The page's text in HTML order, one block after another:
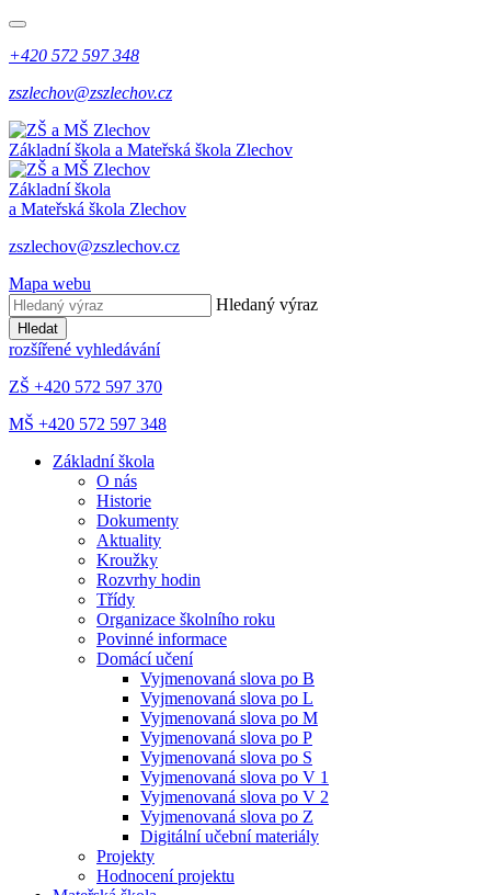
+420 572 597 348
zszlechov@zszlechov.cz
Základní škola a Mateřská škola Zlechov
Základní škola
a Mateřská škola Zlechov
zszlechov@zszlechov.cz
Mapa webu
Hledaný výraz
Hledat
rozšířené vyhledávání
ZŠ +420 572 597 370
MŠ +420 572 597 348
Základní škola
O nás
Historie
Dokumenty
Aktuality
Kroužky
Rozvrhy hodin
Třídy
Organizace školního roku
Povinné informace
Domácí učení
Vyjmenovaná slova po B
Vyjmenovaná slova po L
Vyjmenovaná slova po M
Vyjmenovaná slova po P
Vyjmenovaná slova po S
Vyjmenovaná slova po V 1
Vyjmenovaná slova po V 2
Vyjmenovaná slova po Z
Digitální učební materiály
Projekty
Hodnocení projektu